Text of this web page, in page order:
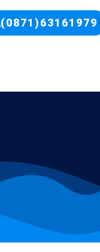
(0871)63161979